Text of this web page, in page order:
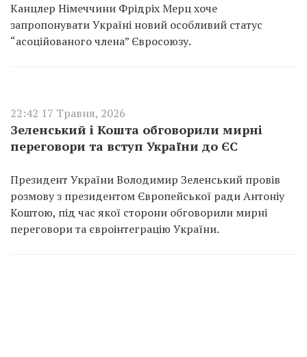
Канцлер Німеччини Фрідріх Мерц хоче
запропонувати Україні новий особливий статус
“асоційованого члена” Євросоюзу.
22:42 17 Травня, 2026
Зеленський і Кошта обговорили мирні
переговори та вступ України до ЄС
Президент України Володимир Зеленський провів
розмову з президентом Європейської ради Антоніу
Коштою, під час якої сторони обговорили мирні
переговори та євроінтеграцію України.